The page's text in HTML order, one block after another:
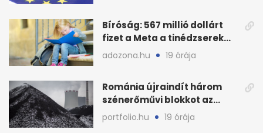
Bíróság: 567 millió dollárt
fizet a Meta a tinédzserek
védelmére
adozona.hu 19 órája
Románia újraindít három
szénerőművi blokkot az
áramellátás stabilizálására
portfolio.hu 19 órája